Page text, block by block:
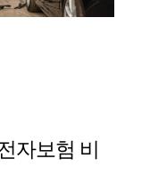
자보험 비